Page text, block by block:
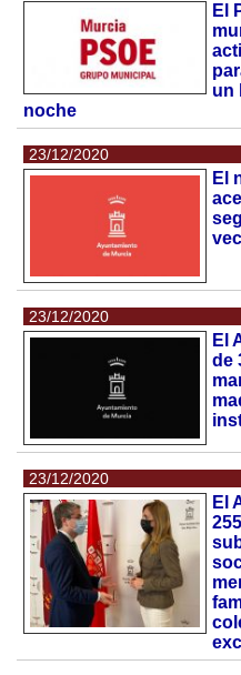
El
un
noche
23/12/2020
El
23/12/2020
El
de
23/12/2020
El